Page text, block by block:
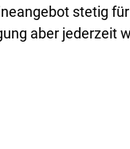
stetig
aber jederzeit